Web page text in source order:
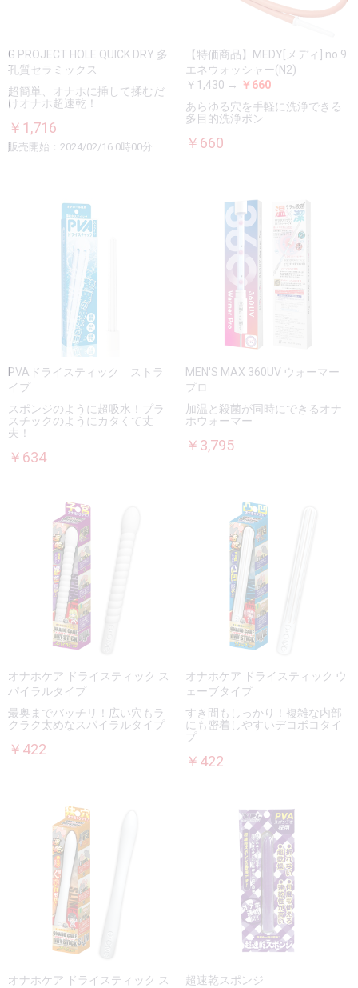
G PROJECT HOLE QUICK DRY 多
孔質セラミックス
超簡単、オナホに挿して揉むだ
けオナホ超速乾！
￥1,716
販売開始：2024/02/16 0時00分
【特価商品】MEDY[メディ] no.9
エネウォッシャー(N2)
￥1,430 → ￥660
あらゆる穴を手軽に洗浄できる
多目的洗浄ポン
￥660
PVAドライスティック ストラ
イプ
スポンジのように超吸水！プラ
スチックのようにカタくて丈
夫！
￥634
MEN'S MAX 360UV ウォーマー
プロ
加温と殺菌が同時にできるオナ
ホウォーマー
￥3,795
オナホケア ドライスティック ス
パイラルタイプ
最奥までバッチリ！広い穴もラ
クラク太めなスパイラルタイプ
￥422
オナホケア ドライスティック ウ
ェーブタイプ
すき間もしっかり！複雑な内部
にも密着しやすいデコボコタイ
プ
￥422
オナホケア ドライスティック ス
超速乾スポンジ